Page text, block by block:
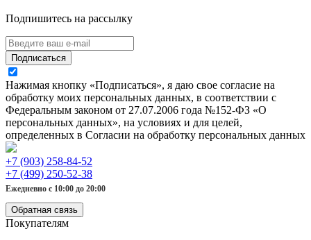
Подпишитесь на рассылку
Подписаться
Нажимая кнопку «Подписаться», я даю свое согласие на
обработку моих персональных данных, в соответствии с
Федеральным законом от 27.07.2006 года №152-ФЗ «О
персональных данных», на условиях и для целей,
определенных в Согласии на обработку персональных данных
+7 (903) 258-84-52
+7 (499) 250-52-38
Ежедневно с 10:00 до 20:00
Обратная связь
Покупателям